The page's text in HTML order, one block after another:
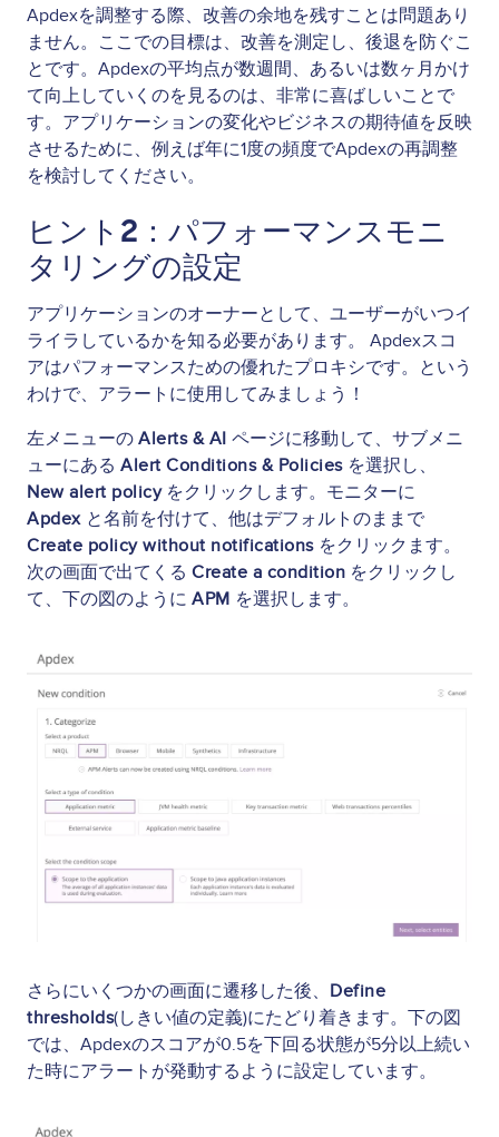
Apdexを調整する際、改善の余地を残すことは問題あり
ません。ここでの目標は、改善を測定し、後退を防ぐこ
とです。Apdexの平均点が数週間、あるいは数ヶ月かけ
て向上していくのを見るのは、非常に喜ばしいことで
す。アプリケーションの変化やビジネスの期待値を反映
させるために、例えば年に1度の頻度でApdexの再調整
を検討してください。
ヒント2：パフォーマンスモニ
タリングの設定
アプリケーションのオーナーとして、ユーザーがいつイ
ライラしているかを知る必要があります。 Apdexスコ
アはパフォーマンスための優れたプロキシです。という
わけで、アラートに使用してみましょう！
左メニューの Alerts & AI ページに移動して、サブメニ
ューにある Alert Conditions & Policiesを選択し、
New alert policyをクリックします。モニターに
Apdexと名前を付けて、他はデフォルトのままで
Create policy without notificationsをクリックます。
次の画面で出てくる Create a condition をクリックし
て、下の図のように APM を選択します。
Image
さらにいくつかの画面に遷移した後、 Define
thresholds(しきい値の定義)にたどり着きます。下の図
では、Apdexのスコアが0.5を下回る状態が5分以上続い
た時にアラートが発動するように設定しています。